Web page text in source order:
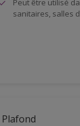
Peut être utilisé
sanitaires, salles